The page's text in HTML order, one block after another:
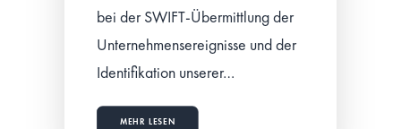
bei der SWIFT-Übermittlung der
Unternehmensereignisse und der
Identifikation unserer…
MEHR LESEN